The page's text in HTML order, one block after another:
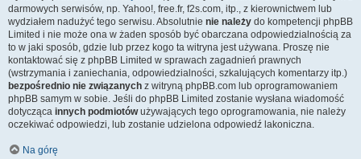
darmowych serwisów, np. Yahoo!, free.fr, f2s.com, itp., z kierownictwem lub
wydziałem nadużyć tego serwisu. Absolutnie nie należy do kompetencji phpBB
Limited i nie może ona w żaden sposób być obarczana odpowiedzialnością za
to w jaki sposób, gdzie lub przez kogo ta witryna jest używana. Proszę nie
kontaktować się z phpBB Limited w sprawach zagadnień prawnych
(wstrzymania i zaniechania, odpowiedzialności, szkalujących komentarzy itp.)
bezpośrednio nie związanych z witryną phpBB.com lub oprogramowaniem
phpBB samym w sobie. Jeśli do phpBB Limited zostanie wysłana wiadomość
dotycząca innych podmiotówużywających tego oprogramowania, nie należy
oczekiwać odpowiedzi, lub zostanie udzielona odpowiedź lakoniczna.
Na górę